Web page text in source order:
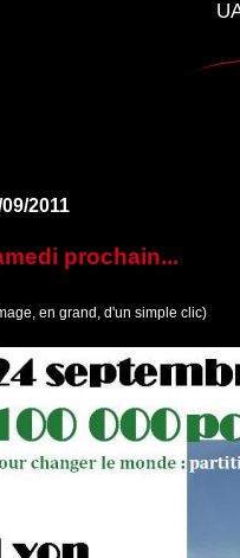
2011
prochain...
en grand, d'un simple clic)